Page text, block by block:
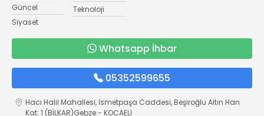
Güncel
Siyaset
Teknoloji
Whatsapp İhbar
05352599655
Hacı Halil Mahallesi, İsmetpaşa Caddesi, Beşiroğlu Altın Han
Kat: 1 (BİLKAR)Gebze - KOCAELİ